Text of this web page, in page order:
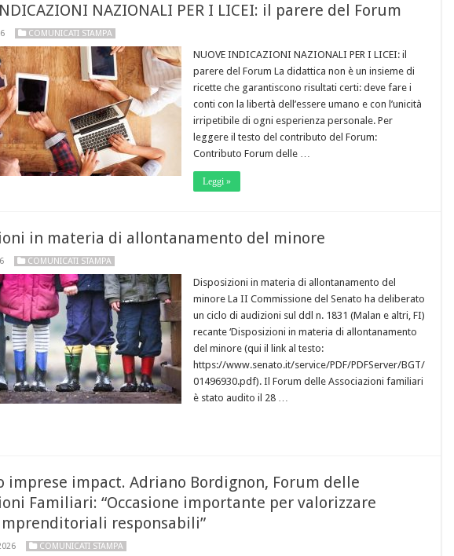
NAZIONALI PER I LICEI: il parere del Forum
COMUNICATI STAMPA
NUOVE INDICAZIONI NAZIONALI PER I LICEI: il
parere del Forum La didattica non è un insieme di
ricette che garantiscono risultati certi: deve fare i
conti con la libertà dell’essere umano e con l’unicità
irripetibile di ogni esperienza personale. Per
leggere il testo del contributo del Forum:
Contributo Forum delle …
Leggi »
in materia di allontanamento del minore
COMUNICATI STAMPA
Disposizioni in materia di allontanamento del
minore La II Commissione del Senato ha deliberato
un ciclo di audizioni sul ddl n. 1831 (Malan e altri, FI)
recante ‘Disposizioni in materia di allontanamento
del minore (qui il link al testo:
https://www.senato.it/service/PDF/PDFServer/BGT/
01496930.pdf). Il Forum delle Associazioni familiari
è stato audito il 28 …
imprese impact. Adriano Bordignon, Forum delle
Familiari: “Occasione importante per valorizzare
responsabili”
COMUNICATI STAMPA